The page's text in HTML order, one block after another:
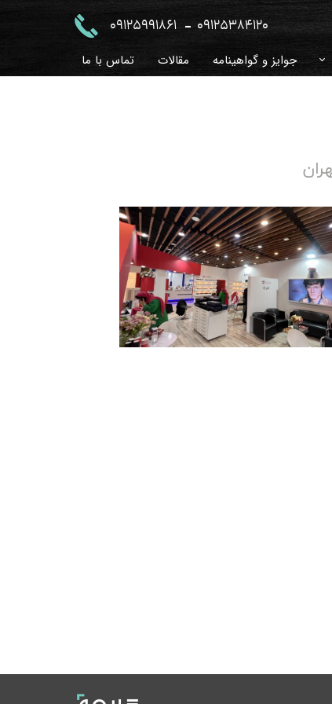
جوایز و گواهینامه مقالات تماس با ما
09125991861 09125384120
-